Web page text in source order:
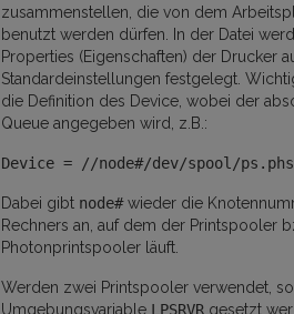
zusammenstellen, die von dem
benutzt werden dürfen. In der Datei
Properties (Eigenschaften) der Drucker
Standardeinstellungen festgelegt.
die Definition des Device, wobei der
Queue angegeben wird, z.B.:
Device = //node#/dev/spool/ps.phs
Dabei gibt node#wieder die
Rechners an, auf dem der Printspooler
Photonprintspooler läuft.
Werden zwei Printspooler verwendet,
Umgebungsvariable LPSRVR gesetzt